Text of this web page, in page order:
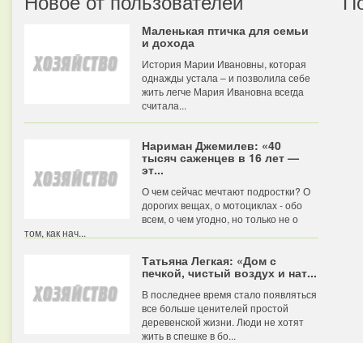
Маленькая птичка для семьи
и дохода
История Марии Ивановны, которая
однажды устала – и позволила себе
жить легче Мария Ивановна всегда
считала...
Нариман Джемилев: «40
тысяч саженцев в 16 лет —
эт...
О чем сейчас мечтают подростки? О
дорогих вещах, о мотоциклах - обо
всем, о чем угодно, но только не о
том, как нач...
Татьяна Легкая: «Дом с
печкой, чистый воздух и нат...
В последнее время стало появляться
все больше ценителей простой
деревенской жизни. Люди не хотят
жить в спешке в бо...